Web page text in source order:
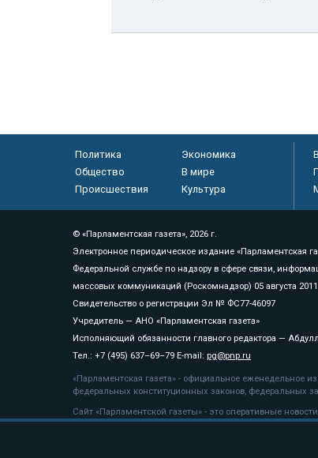
Политика
Экономика
Общество
В мире
Происшествия
Культура
© «Парламентская газета», 2026 г.
Электронное периодическое издание «Парламентская
Федеральной службе по надзору в сфере связи,
массовых коммуникаций (Роскомнадзор) 05 августа
Свидетельство о регистрации Эл № ФС77-46097
Учредитель — АНО «Парламентская газета»
Исполняющий обязанности главного редактора —
Тел.: +7 (495) 637–69–79 E-mail: pg@pnp.ru
«Парламентская газета» - официальное еженедельное
федеральных конституционных законов, федеральных
Сайт «Парламентской газеты» - это оперативные
«Парламентской газеты» активная ссылка на pnp.ru